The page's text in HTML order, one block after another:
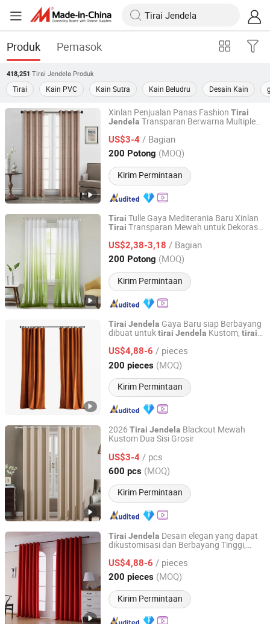
Produk Pemasok
418,251 Tirai Jendela Produk
Tirai Kain PVC Kain Sutra Kain Beludru Desain Kain
Xinlan Penjualan Panas Fashion Tirai
Jendela Transparan Berwarna Multiple
Berkualitas Tinggi
US$3-4 / Bagian
200 Potong (MOQ)
Kirim Permintaan
Shaoxing City Xinlan Textile CO., LTD.
Harga mulai 2020
Tirai Tulle Gaya Mediterania Baru Xinlan
Tirai Transparan Mewah untuk Dekorasi
US$2,38-3,18 / Bagian
200 Potong (MOQ)
Kirim Permintaan
Shaoxing City Xinlan Textile CO., LTD.
Zhejiang, China Harga mulai 2020
Tirai Jendela Gaya Baru siap Berbayang
dibuat untuktirai Jendela Kustom, tirai
US$4,88-6 / pieces
200 pieces (MOQ)
Kirim Permintaan
Shaoxing City Xinlan Textile CO., LTD.
Zhejiang, China Harga mulai 2020
2026 Tirai Jendela Blackout Mewah
Kustom Dua Sisi Grosir
US$3-4 / pcs
600 pcs (MOQ)
Kirim Permintaan
NINGBO JHF TEXTILE CO., LTD.
Zhejiang, China Harga mulai 2013
Tirai Jendela Desain elegan yang dapat
dikustomisasi dan Berbayang Tinggi,
keluarga
US$4,88-6 / pieces
200 pieces (MOQ)
Kirim Permintaan
Shaoxing City Xinlan Textile CO., LTD.
Zhejiang, China Harga mulai 2020